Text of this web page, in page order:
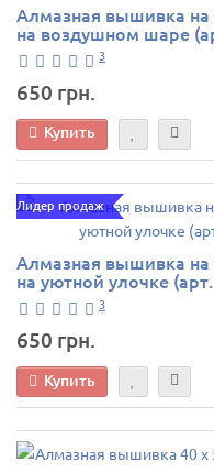
Алмазная вышивка на
на воздушном шаре
3
650 грн.
Купить
Лидер продаж
Алмазная вышивка на
на уютной улочке
3
650 грн.
Купить